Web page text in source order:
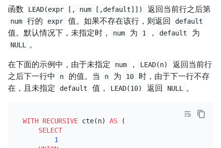
函数 LEAD(expr [, num [,default]]) 返回当前行之后第
num 行的 expr 值。如果不存在该行，则返回 default
值。默认情况下，未指定时， num 为 1 ， default 为
NULL 。
在下面的示例中，由于未指定 num ， LEAD(n)
返回当前行
之后下一行中
n 的值。当 n 为 10
时，由于下一行不存
在，且未指定
default 值， LEAD(10) 返回 NULL 。
WITH RECURSIVE cte(n) AS (
SELECT
1